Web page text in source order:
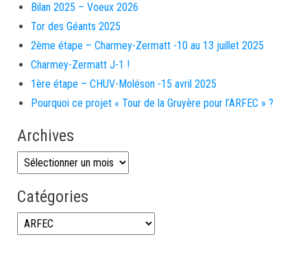
Bilan 2025 – Voeux 2026
Tor des Géants 2025
2ème étape – Charmey-Zermatt -10 au 13 juillet 2025
Charmey-Zermatt J-1 !
1ère étape – CHUV-Moléson -15 avril 2025
Pourquoi ce projet « Tour de la Gruyère pour l’ARFEC » ?
Archives
Archives
Catégories
Catégories